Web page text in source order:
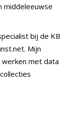
middeleeuwse
bij de KB
Mijn
werken met data